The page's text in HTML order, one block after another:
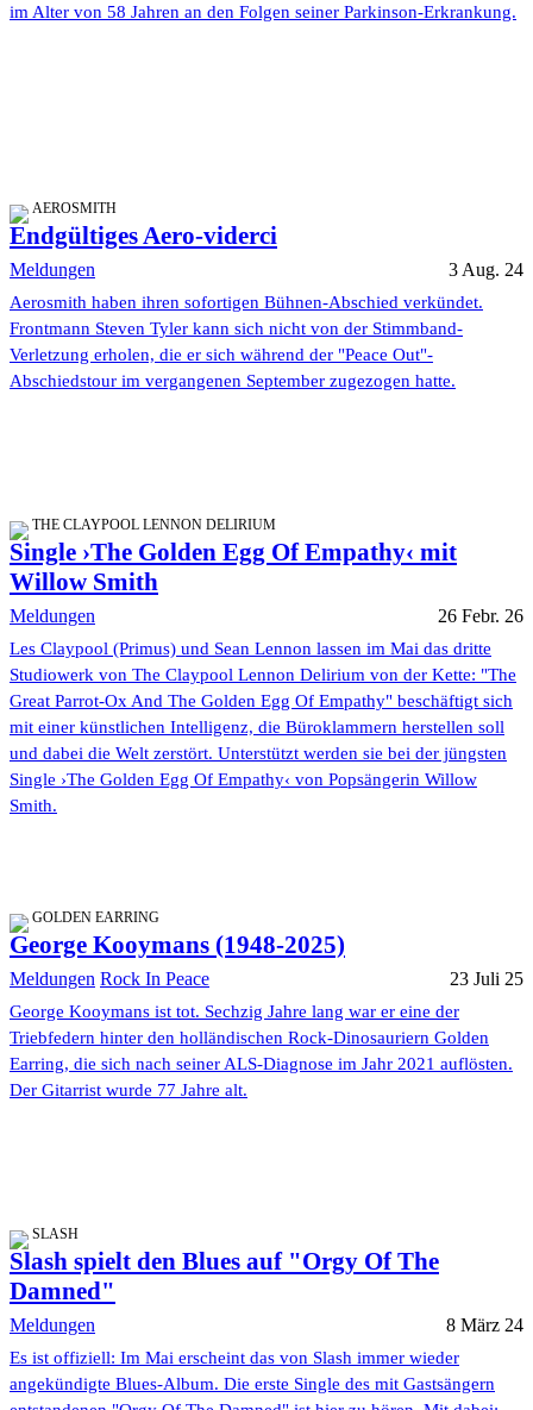
im Alter von 58 Jahren an den Folgen seiner Parkinson-Erkrankung.
AEROSMITH
Endgültiges Aero-viderci
Meldungen 3 Aug. 24
Aerosmith haben ihren sofortigen Bühnen-Abschied verkündet.
Frontmann Steven Tyler kann sich nicht von der Stimmband-
Verletzung erholen, die er sich während der "Peace Out"-
Abschiedstour im vergangenen September zugezogen hatte.
THE CLAYPOOL LENNON DELIRIUM
Single ›The Golden Egg Of Empathy‹ mit
Willow Smith
Meldungen 26 Febr. 26
Les Claypool (Primus) und Sean Lennon lassen im Mai das dritte
Studiowerk von The Claypool Lennon Delirium von der Kette: "The
Great Parrot-Ox And The Golden Egg Of Empathy" beschäftigt sich
mit einer künstlichen Intelligenz, die Büroklammern herstellen soll
und dabei die Welt zerstört. Unterstützt werden sie bei der jüngsten
Single ›The Golden Egg Of Empathy‹ von Popsängerin Willow
Smith.
GOLDEN EARRING
George Kooymans (1948-2025)
Meldungen Rock In Peace 23 Juli 25
George Kooymans ist tot. Sechzig Jahre lang war er eine der
Triebfedern hinter den holländischen Rock-Dinosauriern Golden
Earring, die sich nach seiner ALS-Diagnose im Jahr 2021 auflösten.
Der Gitarrist wurde 77 Jahre alt.
SLASH
Slash spielt den Blues auf "Orgy Of The
Damned"
Meldungen 8 März 24
Es ist offiziell: Im Mai erscheint das von Slash immer wieder
angekündigte Blues-Album. Die erste Single des mit Gastsängern